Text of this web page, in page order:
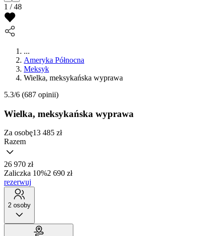
1 / 48
...
Ameryka Północna
Meksyk
Wielka, meksykańska wyprawa
5.3/6 (687 opinii)
Wielka, meksykańska wyprawa
Za osobę13 485 zł
Razem
26 970 zł
Zaliczka 10%2 690 zł
rezerwuj
2 osoby